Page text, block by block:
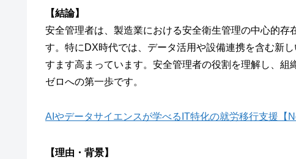
【結論】
安全管理者は、製造業における安全衛生管理の中心的
す。特にDX時代では、データ活用や設備連携を含む新
すます高まっています。安全管理者の役割を理解し、
ゼロへの第一歩です。
AIやデータサイエンスが学べるIT特化の就労移行支援【
【理由・背景】